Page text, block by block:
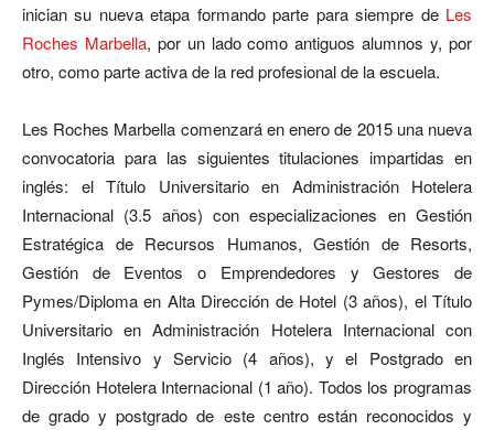
inician su nueva etapa formando parte para siempre de Les
Roches Marbella, por un lado como antiguos alumnos y, por
otro, como parte activa de la red profesional de la escuela.
Les Roches Marbella comenzará en enero de 2015 una nueva
convocatoria para las siguientes titulaciones impartidas en
inglés: el Título Universitario en Administración Hotelera
Internacional (3.5 años) con especializaciones en Gestión
Estratégica de Recursos Humanos, Gestión de Resorts,
Gestión de Eventos o Emprendedores y Gestores de
Pymes/Diploma en Alta Dirección de Hotel (3 años), el Título
Universitario en Administración Hotelera Internacional con
Inglés Intensivo y Servicio (4 años), y el Postgrado en
Dirección Hotelera Internacional (1 año). Todos los programas
de grado y postgrado de este centro están reconocidos y